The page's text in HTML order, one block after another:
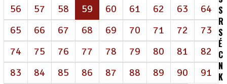
56
57 58 59 (atual)
60 61 62 63
64
65
66 67 68 69 70 71 72
73
74
75 76 77 78 79 80 81
82
83
84 85 86 87 88 89 90
91
É
NA